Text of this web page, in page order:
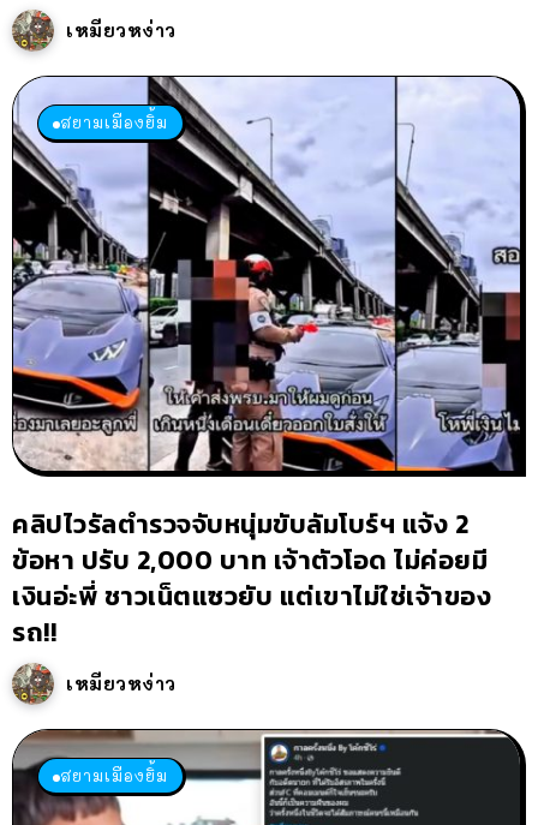
เหมียวหง่าว
สยามเมืองยิ้ม
คลิปไวรัลตำรวจจับหนุ่มขับลัมโบร์ฯ แจ้ง 2
ข้อหา ปรับ 2,000 บาท เจ้าตัวโอด ไม่ค่อยมี
เงินอ่ะพี่ ชาวเน็ตแซวยับ แต่เขาไม่ใช่เจ้าของ
รถ!!
เหมียวหง่าว
สยามเมืองยิ้ม